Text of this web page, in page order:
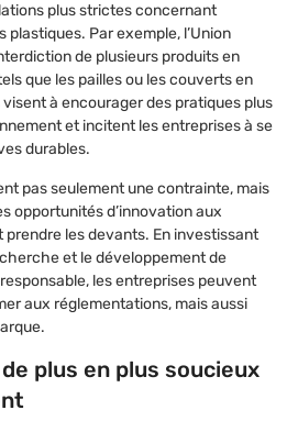
plus strictes concernant
plastiques. Par exemple, l’Union
de plusieurs produits en
que les pailles ou les couverts en
à encourager des pratiques plus
et incitent les entreprises à se
durables.
pas seulement une contrainte, mais
opportunités d’innovation aux
les devants. En investissant
et le développement de
les entreprises peuvent
aux réglementations, mais aussi
plus en plus soucieux